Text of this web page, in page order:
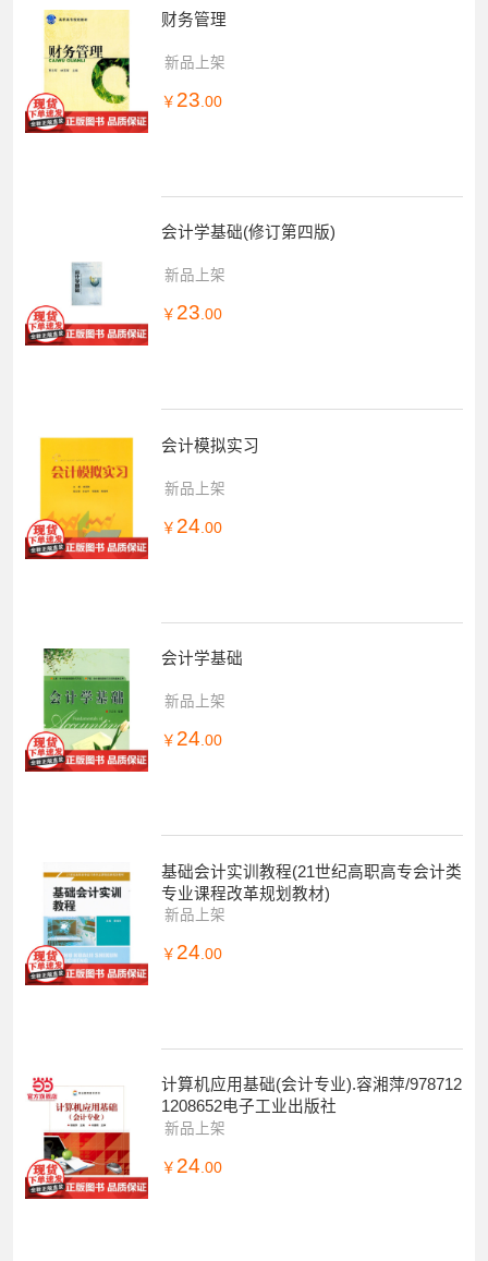
财务管理
新品上架
￥ 23 .00
会计学基础(修订第四版)
新品上架
￥ 23.00
会计模拟实习
新品上架
￥ 24 .00
会计学基础
新品上架
￥ 24.00
基础会计实训教程(21世纪高职高专会计类
专业课程改革规划教材)
新品上架
￥ 24 .00
计算机应用基础(会计专业).容湘萍/978712
1208652电子工业出版社
新品上架
￥ 24 .00